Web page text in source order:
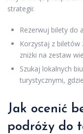
strategii:
Rezerwuj bilety do
Korzystaj z biletów
zniżki na zestaw
Szukaj lokalnych
turystycznymi,
Jak ocenić
podróży do